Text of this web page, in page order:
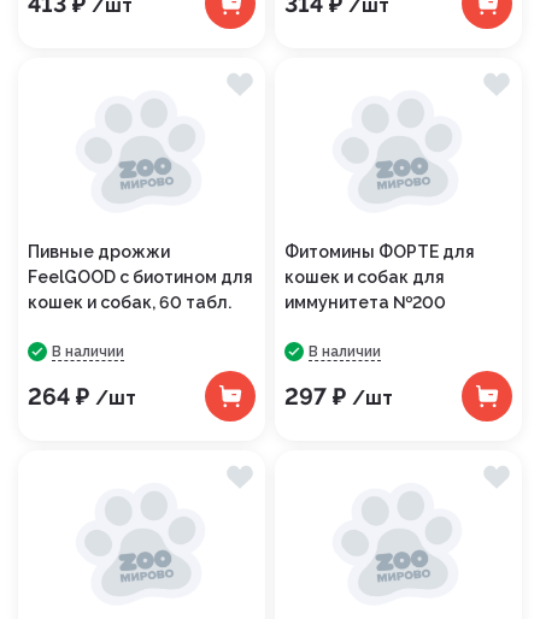
/шт /шт
Пивные дрожжи
FeelGOOD с биотином для
кошек и собак, 60 табл.
В наличии
264 ₽ /шт
Фитомины ФОРТЕ для
кошек и собак для
иммунитета №200
В наличии
297 ₽ /шт